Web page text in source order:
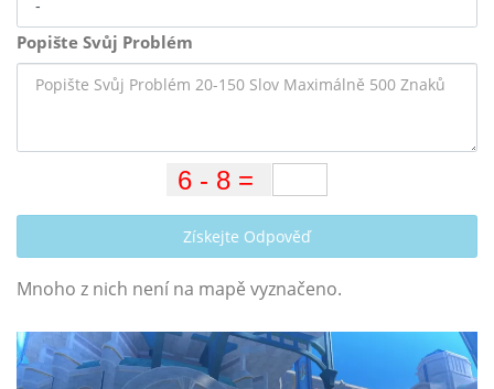
Popište Svůj Problém
Získejte Odpověď
Mnoho z nich není na mapě vyznačeno.